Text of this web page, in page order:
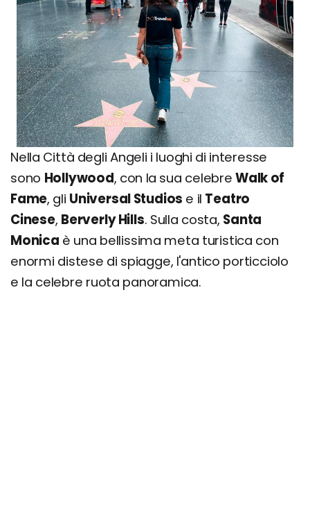
Nella Città degli Angeli i luoghi di interesse
sono Hollywood, con la sua celebreWalk of
Fame, gli Universal Studios e il Teatro
Cinese, Berverly Hills. Sulla costa, Santa
Monica è una bellissima meta turistica con
enormi distese di spiagge, l'antico porticciolo
e la celebre ruota panoramica.